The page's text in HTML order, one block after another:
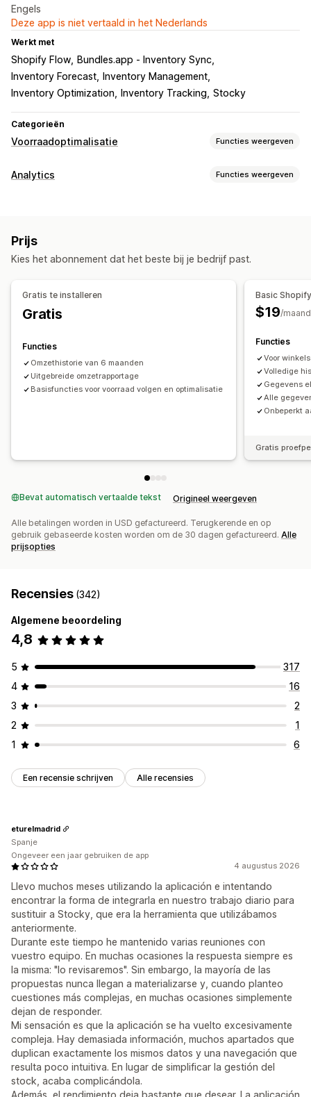
Engels
Deze app is niet vertaald in het Nederlands
Werkt met
Shopify Flow
Bundles.app ‑ Inventory Sync
Inventory Forecast
Inventory Management
Inventory Optimization
Inventory Tracking Stocky
Categorieën
Voorraadoptimalisatie Functies weergeven
Voorraadbeheer
Bestellingenbeheer
Meldingen en analytics
Meldingen bij herbevoorrading
Meldingen bij lage voorraad
Meldingen bij niet op voorraad
Waarschuwingen bij drempelwaarde
Analytics Functies weergeven
Marketing en verkopen
Beeldmateriaal en rapporten
Analyticsdashboard
Gegevensexport
Rapportplanning
Meldingen
Prijs
Kies het abonnement dat het beste bij je bedrijf past.
Gratis te installeren
Gratis
Functies
Omzethistorie van 6 maanden
Uitgebreide omzetrapportage
Basisfuncties voor voorraad volgen en optimalisatie
Basic
$19/maand
Functies
Voor
Volledige
Gegevens
Alle
Onbeperkt
Gratis
Bevat automatisch vertaalde tekst Origineel weergeven
Alle betalingen worden in USD gefactureerd. Terugkerende en op
gebruik gebaseerde kosten worden om de 30 dagen gefactureerd. Alle
prijsopties
Recensies (342)
Algemene beoordeling
4,8
5
317
4
16
3
2
2
1
1
6
Een recensie schrijven Alle recensies
4 augustus 2026
Llevo muchos meses utilizando la aplicación e intentando
encontrar la forma de integrarla en nuestro trabajo diario para
sustituir a Stocky, que era la herramienta que utilizábamos
anteriormente.
Durante este tiempo he mantenido varias reuniones con
vuestro equipo. En muchas ocasiones la respuesta siempre es
la misma: "lo revisaremos". Sin embargo, la mayoría de las
propuestas nunca llegan a materializarse y, cuando planteo
cuestiones más complejas, en muchas ocasiones simplemente
dejan de responder.
Mi sensación es que la aplicación se ha vuelto excesivamente
compleja. Hay demasiada información, muchos apartados que
duplican exactamente los mismos datos y una navegación que
resulta poco intuitiva. En lugar de simplificar la gestión del
stock, acaba complicándola.
eturelmadrid
Spanje
Ongeveer een jaar gebruiken de app